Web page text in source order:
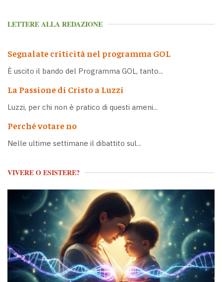
LETTERE ALLA REDAZIONE
Segnalate criticità nel programma GOL
È uscito il bando del Programma GOL, tanto...
La Passione di Cristo a Luzzi
Luzzi, per chi non è pratico di questi ameni...
Perché votare no
Nelle ultime settimane il dibattito sul...
VIVERE O ESISTERE?